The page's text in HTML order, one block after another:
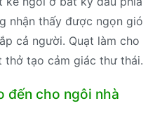
nhận thấy được ngọn gió
cả người. Quạt làm cho
tạo cảm giác thư thái.
đến cho ngôi nhà